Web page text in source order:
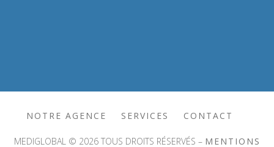
NOTRE AGENCE SERVICES CONTACT
MEDIGLOBAL © 2026 TOUS DROITS RÉSERVÉS – MENTIONS